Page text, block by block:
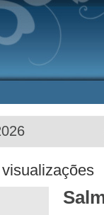
visualizações